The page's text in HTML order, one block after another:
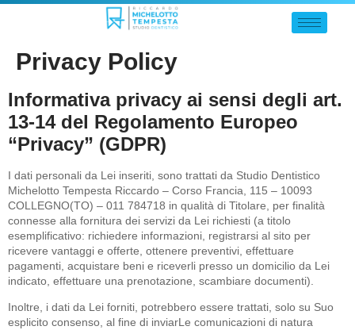
Privacy Policy
Informativa privacy ai sensi degli art.
13-14 del Regolamento Europeo
“Privacy” (GDPR)
I dati personali da Lei inseriti, sono trattati da Studio Dentistico
Michelotto Tempesta Riccardo – Corso Francia, 115 – 10093
COLLEGNO(TO) – 011 784718 in qualità di Titolare, per finalità
connesse alla fornitura dei servizi da Lei richiesti (a titolo
esemplificativo: richiedere informazioni, registrarsi al sito per
ricevere vantaggi e offerte, ottenere preventivi, effettuare
pagamenti, acquistare beni e riceverli presso un domicilio da Lei
indicato, effettuare una prenotazione, scambiare documenti).
Inoltre, i dati da Lei forniti, potrebbero essere trattati, solo su Suo
esplicito consenso, al fine di inviarLe comunicazioni di natura